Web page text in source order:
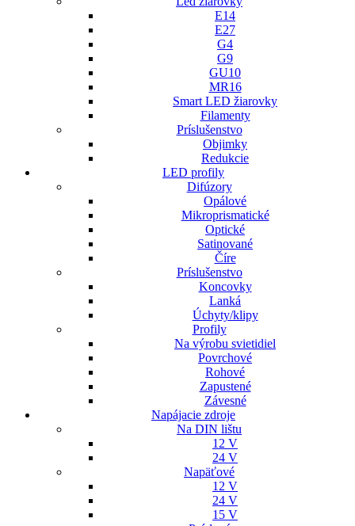
E14
E27
G4
G9
GU10
MR16
Smart LED žiarovky
Filamenty
Príslušenstvo
Objimky
Redukcie
LED profily
Difúzory
Opálové
Mikroprismatické
Optické
Satinované
Číre
Príslušenstvo
Koncovky
Lanká
Úchyty/klipy
Profily
Na výrobu svietidiel
Povrchové
Rohové
Zapustené
Závesné
Napájacie zdroje
Na DIN lištu
12 V
24 V
Napäťové
12 V
24 V
15 V